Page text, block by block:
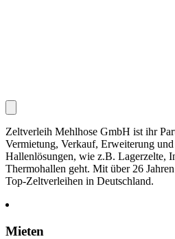
Zeltverleih Mehlhose GmbH ist ihr
Vermietung, Verkauf, Erweiterung
Hallenlösungen, wie z.B. Lagerzelte,
Thermohallen geht. Mit über 26
Top-Zeltverleihen in Deutschland.
Mieten